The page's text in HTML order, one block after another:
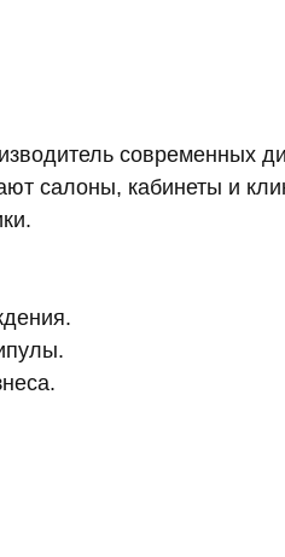
современных
салоны, кабинеты и